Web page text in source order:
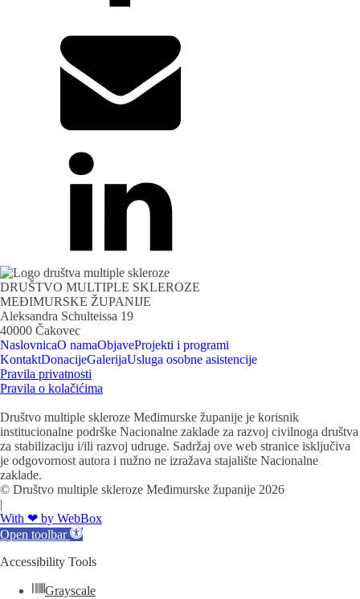
DRUŠTVO MULTIPLE SKLEROZE
MEĐIMURSKE ŽUPANIJE
Aleksandra Schulteissa 19
40000 Čakovec
NaslovnicaO namaObjaveProjekti i programi
KontaktDonacijeGalerijaUsluga osobne asistencije
Pravila privatnosti
Pravila o kolačićima
Društvo multiple skleroze Međimurske županije je korisnik
institucionalne podrške Nacionalne zaklade za razvoj civilnoga društva
za stabilizaciju i/ili razvoj udruge. Sadržaj ove web stranice isključiva
je odgovornost autora i nužno ne izražava stajalište Nacionalne
zaklade.
© Društvo multiple skleroze Međimurske županije 2026
|
With ❤ by WebBox
Open toolbar
Accessibility Tools
Grayscale